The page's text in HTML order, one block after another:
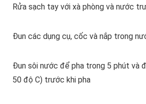
Rửa sạch tay với xà phòng và nước
Đun các dụng cụ, cốc và nắp trong
Đun sôi nước để pha trong 5 phút và
50 độ C) trước khi pha